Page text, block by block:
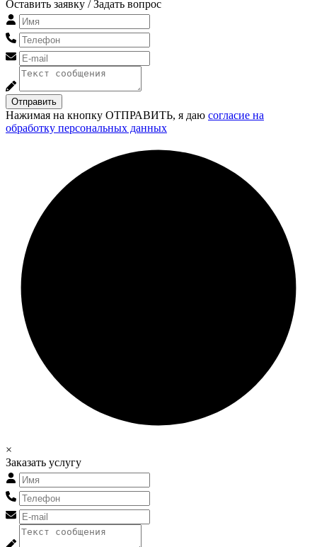
Оставить заявку / Задать вопрос
Отправить
Нажимая на кнопку ОТПРАВИТЬ, я даю согласие на
обработку персональных данных
×
Заказать услугу